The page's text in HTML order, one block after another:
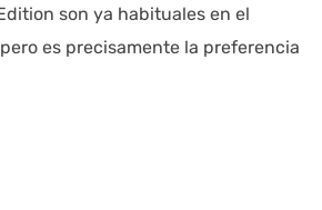
son ya habituales en el
es precisamente la preferencia